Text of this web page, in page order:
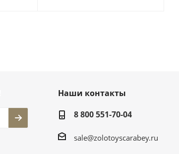
Наши контакты
8 800 551-70-04
sale@zolotoyscarabey.ru